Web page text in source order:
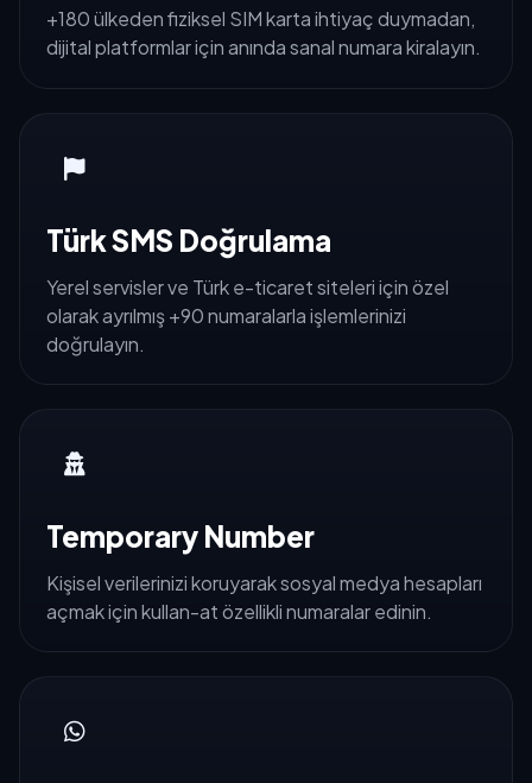
+180 ülkeden fiziksel SIM karta ihtiyaç duymadan,
dijital platformlar için anında sanal numara kiralayın.
Türk SMS Doğrulama
Yerel servisler ve Türk e-ticaret siteleri için özel
olarak ayrılmış +90 numaralarla işlemlerinizi
doğrulayın.
Temporary Number
Kişisel verilerinizi koruyarak sosyal medya hesapları
açmak için kullan-at özellikli numaralar edinin.